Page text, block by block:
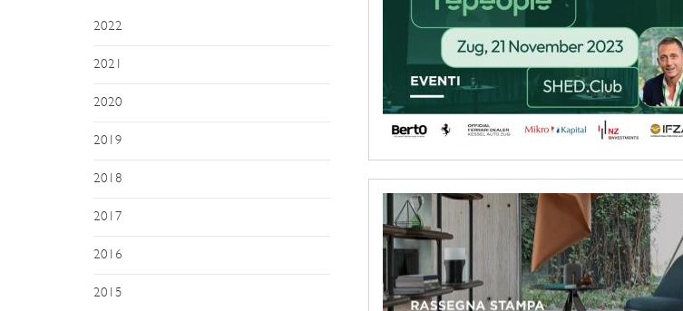
2022
2021
2020
2019
2018
2017
2016
2015